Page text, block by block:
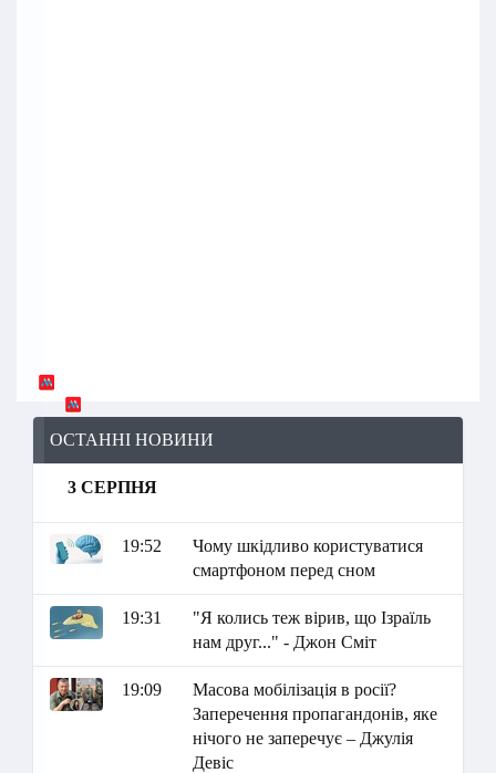
ОСТАННІ НОВИНИ
3 СЕРПНЯ
19:52
Чому шкідливо користуватися
смартфоном перед сном
19:31
"Я колись теж вірив, що Ізраїль
нам друг..." - Джон Сміт
19:09
Масова мобілізація в росії?
Заперечення пропагандонів, яке
нічого не заперечує – Джулія
Девіс